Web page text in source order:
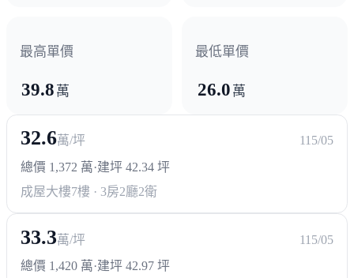
最高單價
39.8 萬
最低單價
26.0 萬
32.6萬/坪
115/05
總價 1,372 萬·建坪 42.34 坪
成屋大樓7樓 · 3房2廳2衛
33.3萬/坪
115/05
總價 1,420 萬·建坪 42.97 坪